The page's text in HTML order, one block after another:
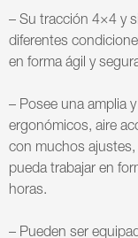
– Su tracción 4×4 y
diferentes
en forma ágil y
– Posee una amplia
ergonómicos, aire
con muchos ajustes,
pueda trabajar en
horas.
– Pueden ser